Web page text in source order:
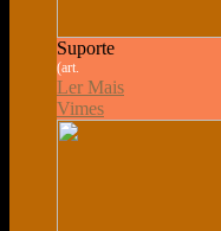
Suporte
(art.
Ler Mais
Vimes